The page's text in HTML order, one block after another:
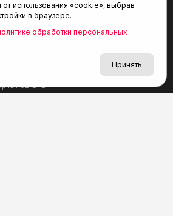
новостей «Тюменская арена»
службой по надзору
технологий и массовых
регистрационный номер
В. В.
ссылка обязательна.
от использования «cookie», выбрав
в браузере.
обработки персональных
Принять